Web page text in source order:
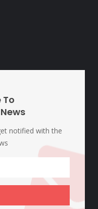
To
News
notified with the